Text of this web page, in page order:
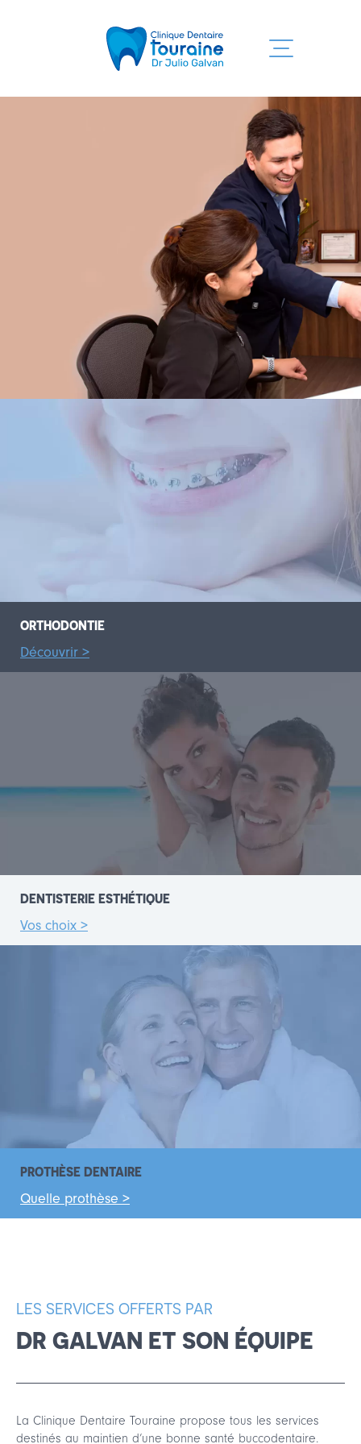
Accueil
819 525-7755
English
Español
ORTHODONTIE
Découvrir >
DENTISTERIE ESTHÉTIQUE
Vos choix >
PROTHÈSE DENTAIRE
Quelle prothèse >
LES SERVICES OFFERTS PAR
DR GALVAN ET SON ÉQUIPE
La Clinique Dentaire Touraine propose tous les services
destinés au maintien d’une bonne santé buccodentaire.